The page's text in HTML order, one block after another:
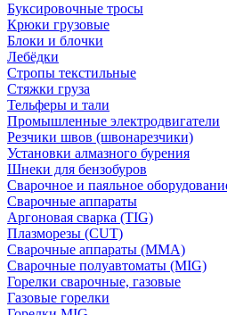
Буксировочные тросы
Крюки грузовые
Блоки и блочки
Лебёдки
Стропы текстильные
Стяжки груза
Тельферы и тали
Промышленные электродвигатели
Резчики швов (швонарезчики)
Установки алмазного бурения
Шнеки для бензобуров
Сварочное и паяльное
Сварочные аппараты
Аргоновая сварка (TIG)
Плазморезы (CUT)
Сварочные аппараты (MMA)
Сварочные полуавтоматы (MIG)
Горелки сварочные, газовые
Газовые горелки